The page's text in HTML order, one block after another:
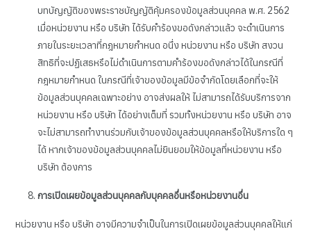
บทบัญญัติของพระราชบัญญัติคุ้มครองข้อมูลส่วนบุคคล พ.ศ. 2562
เมื่อหน่วยงาน หรือ บริษัท ได้รับคำร้องขอดังกล่าวแล้ว จะดำเนินการ
ภายในระยะเวลาที่กฎหมายกำหนด อนึ่ง หน่วยงาน หรือ บริษัท สงวน
สิทธิที่จะปฏิเสธหรือไม่ดำเนินการตามคำร้องขอดังกล่าวได้ในกรณีที่
กฎหมายกำหนด ในกรณีที่เจ้าของข้อมูลมีข้อจำกัดโดยเลือกที่จะให้
ข้อมูลส่วนบุคคลเฉพาะอย่าง อาจส่งผลให้ ไม่สามารถได้รับบริการจาก
หน่วยงาน หรือ บริษัท ได้อย่างเต็มที่ รวมทั้งหน่วยงาน หรือ บริษัท อาจ
จะไม่สามารถทำงานร่วมกับเจ้าของข้อมูลส่วนบุคคลหรือให้บริการใด ๆ
ได้ หากเจ้าของข้อมูลส่วนบุคคลไม่ยินยอมให้ข้อมูลที่หน่วยงาน หรือ
บริษัท ต้องการ
การเปิดเผยข้อมูลส่วนบุคคลกับบุคคลอื่นหรือหน่วยงานอื่น
หน่วยงาน หรือ บริษัท อาจมีความจำเป็นในการเปิดเผยข้อมูลส่วนบุคคลให้แก่